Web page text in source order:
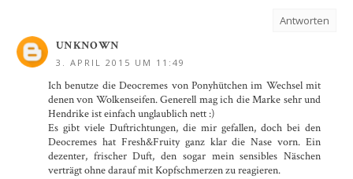
Antworten
UNKNOWN
3. APRIL 2015 UM 11:49
Ich benutze die Deocremes von Ponyhütchen im Wechsel mit
denen von Wolkenseifen. Generell mag ich die Marke sehr und
Hendrike ist einfach unglaublich nett :)
Es gibt viele Duftrichtungen, die mir gefallen, doch bei den
Deocremes hat Fresh&Fruity ganz klar die Nase vorn. Ein
dezenter, frischer Duft, den sogar mein sensibles Näschen
verträgt ohne darauf mit Kopfschmerzen zu reagieren.